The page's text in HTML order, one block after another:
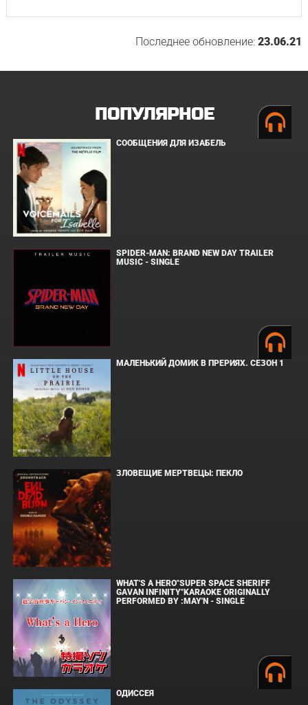
Последнее обновление:23.06.21
ПОПУЛЯРНОЕ
СООБЩЕНИЯ ДЛЯ ИЗАБЕЛЬ
SPIDER-MAN: BRAND NEW DAY TRAILER
MUSIC - SINGLE
МАЛЕНЬКИЙ ДОМИК В ПРЕРИЯХ. СЕЗОН 1
ЗЛОВЕЩИЕ МЕРТВЕЦЫ: ПЕКЛО
WHAT'S A HERO"SUPER SPACE SHERIFF
GAVAN INFINITY"KARAOKE ORIGINALLY
PERFORMED BY :MAY'N - SINGLE
ОДИССЕЯ